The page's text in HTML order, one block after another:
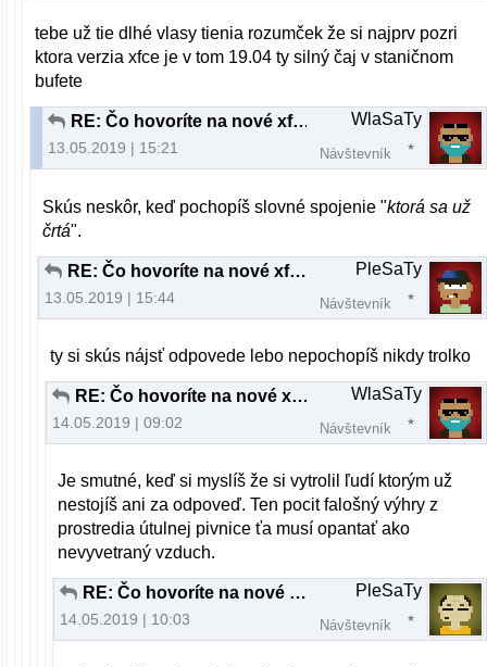
tebe už tie dlhé vlasy tienia rozumček že si najprv pozri
ktora verzia xfce je v tom 19.04 ty silný čaj v staničnom
bufete
RE: Čo hovoríte na nové xfce v xubuntu19.04
13.05.2019 | 15:21
WlaSaTy
Návštevník
Skús neskôr, keď pochopíš slovné spojenie "ktorá sa už
črtá".
RE: Čo hovoríte na nové xfce v xubuntu19.04
13.05.2019 | 15:44
PleSaTy
Návštevník
ty si skús nájsť odpovede lebo nepochopíš nikdy trolko
RE: Čo hovoríte na nové xfce v xubuntu19.04
14.05.2019 | 09:02
WlaSaTy
Návštevník
Je smutné, keď si myslíš že si vytrolil ľudí ktorým už
nestojíš ani za odpoveď. Ten pocit falošný výhry z
prostredia útulnej pivnice ťa musí opantať ako
nevyvetraný vzduch.
RE: Čo hovoríte na nové xfce v xubuntu19.04
14.05.2019 | 10:03
PleSaTy
Návštevník